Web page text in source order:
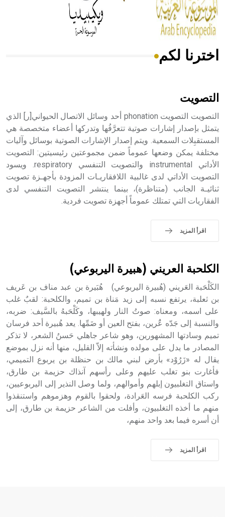
أجود أنواعه، ويمتاز بكبر الحجم ويسمى الش
هل تعلم أن الأبسيد كلمة فرنسية اللفظ تم اعتمادها مصطلحاً
- هل تعلم أن أبجر Abgar اسم معروف جيداً يعود إلى عدد من
الملوك الذين حكموا مدينة إديسا (الرها) من أبجر الأول وحتى
التاسع، وهم ينتسبون إلى أسرة أوسروين
sign تكتب منفصلة غير متصلة، وتعتمد المبدأ الأكوروفوني،
اخترنا لكم
التصويت
التصويت التصويت phonation أحد وسائل الاتصال الحيواني[ر] الذي
يتمثل بإصدار إشارات صوتية تتعرَّفُها وتدركها أعضاء متخصصة هي
المستقبِلات السمعية. ويتم إصدار الإشارات الصوتية بوسائل وآليات
مختلفة يمكن وضعها عموماً ضمن مجموعتين رئيسيتين: التصويت
الأداتي instrumental والتصويت التنفسي respiratory. ويسود
التصويت الأداتي لدى غالبية اللافقاريـات المزودة بأجهـزة تصويت
ثنائيـة الجانب (متناظرة)، بينما ينتشر التصويت التنفسي لدى
الفقاريات التي تمتلك عموماً أجهزة تصويت فردية.
اقرأ المزيد
الكلحبة العريني (هبيرة اليربوعي)
الكَلْحَبة العَريني (هُبيرة اليربوعي) هُبَيرة بن عبد مناف بن عَريف
بن ثعلبة، يرتفع نسبه إلى زيد مَناة بن تميم، والكلحبة: لقبٌ غلب
على اسمه، ومعناه: صوتُ النار ولهيبها، وكَلْحَبهُ بالسَّيف: ضربه،
والنسبة إلى جَدّه عَُرين، بفتح العين أو ضَمِّها. يعد هُبيرة أحد فرسان
تميم وسادتها المشهورين، وهو شاعر جاهلي حَسنُ الشعر، لا تذكر
المصادر ما يدل على مولده ونشأته إلاّ القليل، منها أنه نزل بموضع
يقال له «زَرُوْد» بأرض لبني مالك بن حنظلة بن يربوع التميمي،
فأغارت بنو تغلب عليهم وعلى رأسهم آنذاك حزيمة بن طارق،
واستاق التغلبيون إبلهم وأموالهم، ولما وصل النذير إلى اليربوعيين،
ركب الكلحبة فرسه العَرادة، ولحقوا بالقوم وهزموهم واستنقذوا
منهم ما أخذه التغلبيون، وأفلت من الشاعر حزيمة بن طارق، إلى
أن أسره فيما بعد واحد منهم،
اقرأ المزيد